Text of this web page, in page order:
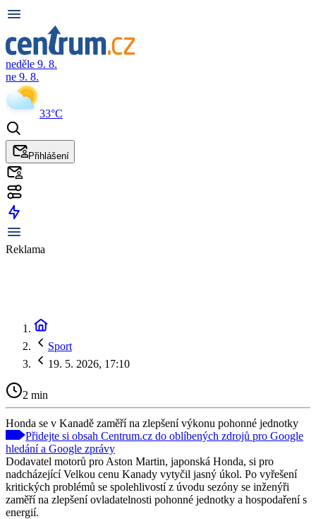
neděle 9. 8.
ne 9. 8.
33°C
Přihlášení
Reklama
Sport
19. 5. 2026, 17:10
2 min
Honda se v Kanadě zaměří na zlepšení výkonu pohonné jednotky
Přidejte si obsah Centrum.cz do oblíbených zdrojů pro Google
hledání a Google zprávy
Dodavatel motorů pro Aston Martin, japonská Honda, si pro
nadcházející Velkou cenu Kanady vytyčil jasný úkol. Po vyřešení
kritických problémů se spolehlivostí z úvodu sezóny se inženýři
zaměří na zlepšení ovladatelnosti pohonné jednotky a hospodaření s
energií.